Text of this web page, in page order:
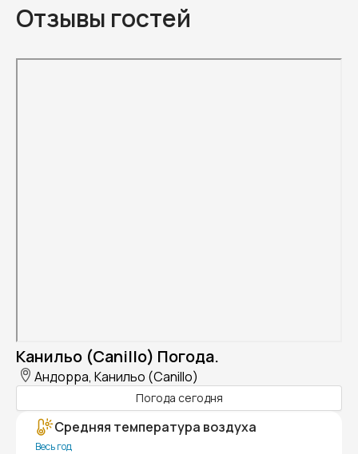
Отзывы гостей
Канильо (Canillo) Погода.
Андорра, Канильо (Canillo)
Погода сегодня
Средняя температура воздуха
Весь год